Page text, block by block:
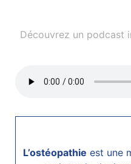
Découvrez un podcast
L’ostéopathie est une